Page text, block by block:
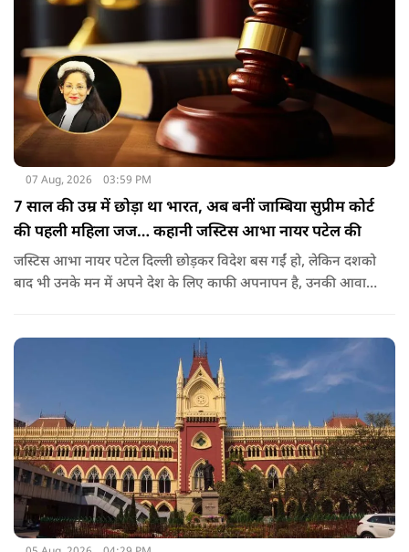
07 Aug, 2026 03:59 PM
7 साल की उम्र में छोड़ा था भारत, अब बनीं जाम्बिया सुप्रीम कोर्ट
की पहली महिला जज… कहानी जस्टिस आभा नायर पटेल की
जस्टिस आभा नायर पटेल दिल्ली छोड़कर विदेश बस गईं हो, लेकिन दशको
बाद भी उनके मन में अपने देश के लिए काफी अपनापन है, उनकी आवाज
भारत के दौरे पर हैं.